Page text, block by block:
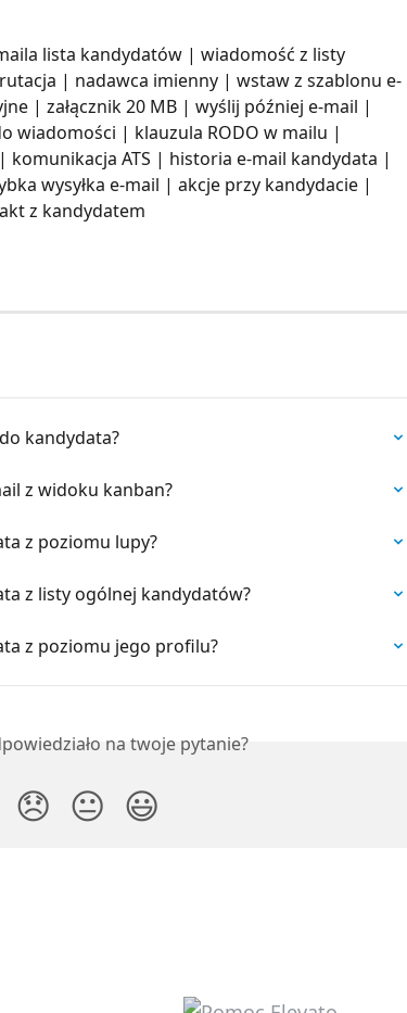
lista kandydatów | wiadomość z listy
| nadawca imienny | wstaw z szablonu e-
| załącznik 20 MB | wyślij później e-mail |
wiadomości | klauzula RODO w mailu |
ATS | historia e-mail kandydata |
wysyłka e-mail | akcje przy kandydacie |
z kandydatem
kandydata?
z widoku kanban?
z poziomu lupy?
z listy ogólnej kandydatów?
z poziomu jego profilu?
na twoje pytanie?
😞 😐 😃